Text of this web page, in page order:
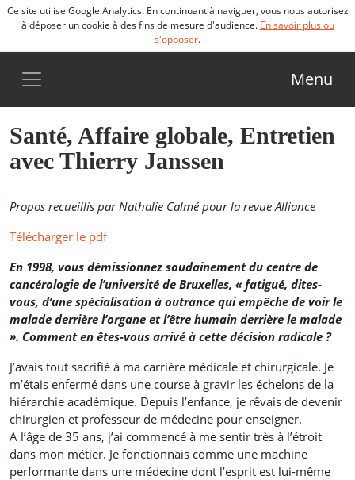
Ce site utilise Google Analytics. En continuant à naviguer, vous nous autorisez
à déposer un cookie à des fins de mesure d'audience. En savoir plus ou
s'opposer.
Menu
Santé, Affaire globale, Entretien
avec Thierry Janssen
Propos recueillis par Nathalie Calmé pour la revue Alliance
Télécharger le pdf
En 1998, vous démissionnez soudainement du centre de
cancérologie de l’université de Bruxelles, « fatigué, dites-
vous, d’une spécialisation à outrance qui empêche de voir le
malade derrière l’organe et l’être humain derrière le malade
». Comment en êtes-vous arrivé à cette décision radicale ?
J’avais tout sacrifié à ma carrière médicale et chirurgicale. Je
m’étais enfermé dans une course à gravir les échelons de la
hiérarchie académique. Depuis l’enfance, je rêvais de devenir
chirurgien et professeur de médecine pour enseigner.
A l’âge de 35 ans, j’ai commencé à me sentir très à l’étroit
dans mon métier. Je fonctionnais comme une machine
performante dans une médecine dont l’esprit est lui-même